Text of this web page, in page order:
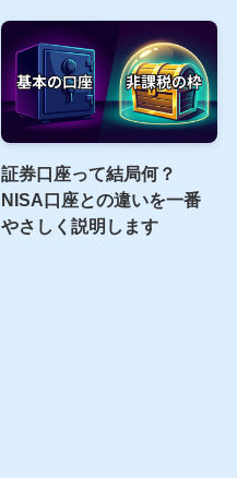
証券口座って結局何？
NISA口座との違いを一番
やさしく説明します